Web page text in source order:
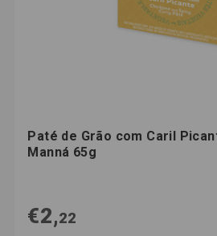
Paté de Grão com Caril
Manná 65g
€2,22